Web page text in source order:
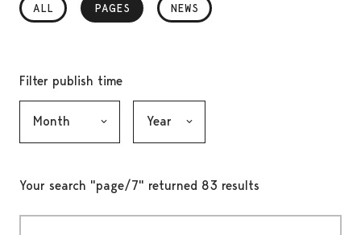
ALL PAGES
, SELECTED NEWS
Filter publish time
Your search "page/7" returned 83 results